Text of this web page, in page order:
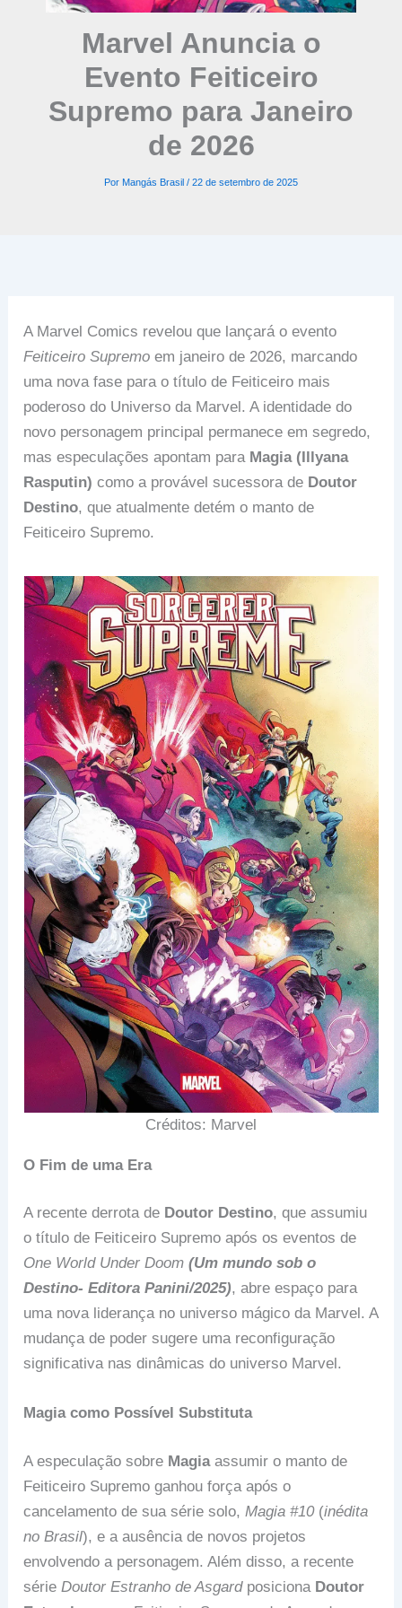
Marvel Anuncia o
Evento Feiticeiro
Supremo para Janeiro
de 2026
Por Mangás Brasil / 22 de setembro de 2025
A Marvel Comics revelou que lançará o evento
Feiticeiro Supremoem janeiro de 2026, marcando
uma nova fase para o título de Feiticeiro mais
poderoso do Universo da Marvel. A identidade do
novo personagem principal permanece em segredo,
mas especulações apontam para Magia (Illyana
Rasputin) como a provável sucessora de Doutor
Destino, que atualmente detém o manto de
Feiticeiro Supremo.
Créditos: Marvel
O Fim de uma Era
A recente derrota de Doutor Destino, que assumiu
o título de Feiticeiro Supremo após os eventos de
One World Under Doom (Um mundo sob o
Destino- Editora Panini/2025), abre espaço para
uma nova liderança no universo mágico da Marvel. A
mudança de poder sugere uma reconfiguração
significativa nas dinâmicas do universo Marvel.
Magia como Possível Substituta
A especulação sobre Magiaassumir o manto de
Feiticeiro Supremo ganhou força após o
cancelamento de sua série solo,Magia #10(inédita
no Brasil), e a ausência de novos projetos
envolvendo a personagem. Além disso, a recente
sérieDoutor Estranho de Asgardposiciona Doutor